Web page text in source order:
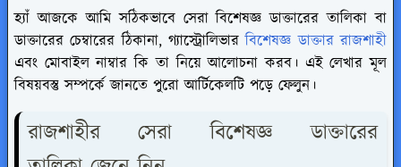
হ্যাঁ আজকে আমি সঠিকভাবে সেরা বিশেষজ্ঞ ডাক্তারের তালিকা বা
ডাক্তারের চেম্বারের ঠিকানা, গ্যাস্ট্রোলিভারবিশেষজ্ঞ ডাক্তার রাজশাহী
এবং মোবাইল নাম্বার কি তা নিয়ে আলোচনা করব। এই লেখার মূল
বিষয়বস্তু সম্পর্কে জানতে পুরো আর্টিকেলটি পড়ে ফেলুন।
রাজশাহীর সেরা বিশেষজ্ঞ ডাক্তারের